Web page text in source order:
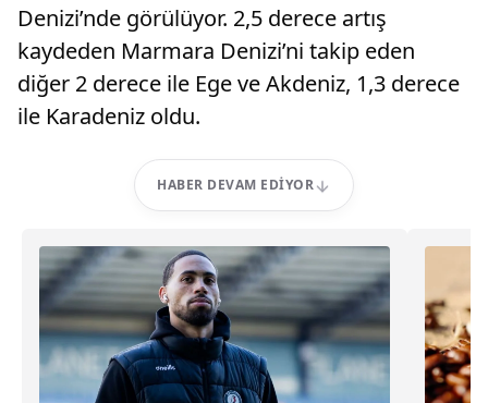
Denizi’nde görülüyor. 2,5 derece artış
kaydeden Marmara Denizi’ni takip eden
diğer 2 derece ile Ege ve Akdeniz, 1,3 derece
ile Karadeniz oldu.
HABER DEVAM EDIYOR